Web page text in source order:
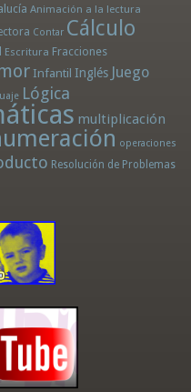
Animación a la lectura
Contar Cálculo
Escritura Fracciones
Infantil Inglés Juego
Lógica
multiplicación
operaciones
Resolución de Problemas